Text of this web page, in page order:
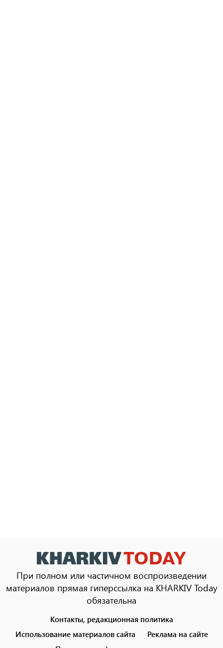
При полном или частичном воспроизведении
материалов прямая гиперссылка на KHARKIV Today
обязательна
menu
Контакты, редакционная политика
Использование материалов сайта
Реклама на сайте